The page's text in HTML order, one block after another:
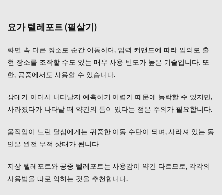
요가 텔레포트 (필살기)
화면 속 다른 장소로 순간 이동하며, 입력 커맨드에 따라 임의로 출
현 장소를 조작할 수도 있는 매우 사용 빈도가 높은 기술입니다. 또
한, 공중에서도 사용할 수 있습니다.
상대가 어디서 나타날지 예측하기 어렵기 때문에 농락할 수 있지만,
사라졌다가 나타날 때 약간의 틈이 있다는 점은 주의가 필요합니다.
움직임이 느린 달심에게는 귀중한 이동 수단이 되며, 사라져 있는 동
안은 완전 무적 상태가 됩니다.
지상 텔레포트와 공중 텔레포트는 사용감이 약간 다르므로, 각각의
사용법을 따로 익히는 것을 추천합니다.